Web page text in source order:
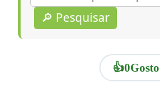
🔎 Pesquisar
👍0Gosto